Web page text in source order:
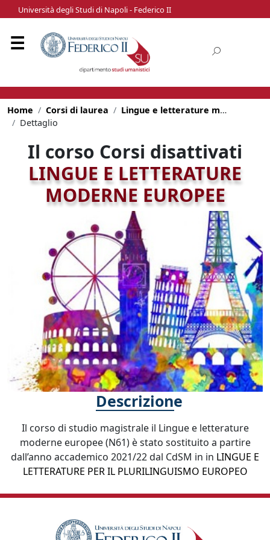
Università degli Studi di Napoli - Federico II
Home Corsi di laurea
Lingue e letterature moderne europee
Dettaglio
Il corso Corsi disattivati
LINGUE E LETTERATURE
MODERNE EUROPEE
Descrizione
Il corso di studio magistrale il Lingue e letterature
moderne europee (N61) è stato sostituito a partire
dall’anno accademico 2021/22 dal CdSM in in LINGUE E
LETTERATURE PER IL PLURILINGUISMO EUROPEO